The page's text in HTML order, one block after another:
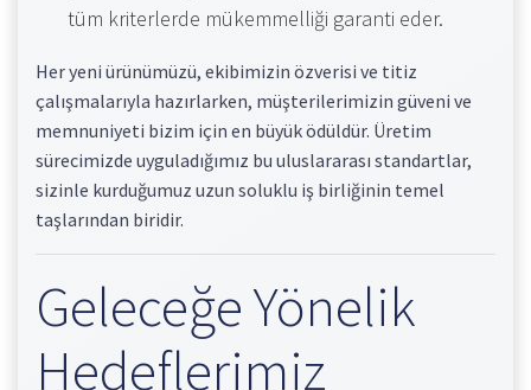
tüm kriterlerde mükemmelliği garanti eder.
Her yeni ürünümüzü, ekibimizin özverisi ve titiz
çalışmalarıyla hazırlarken, müşterilerimizin güveni ve
memnuniyeti bizim için en büyük ödüldür. Üretim
sürecimizde uyguladığımız bu uluslararası standartlar,
sizinle kurduğumuz uzun soluklu iş birliğinin temel
taşlarından biridir.
Geleceğe Yönelik
Hedeflerimiz